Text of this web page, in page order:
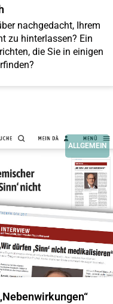
nachgedacht, Ihrem
zu hinterlassen? Ein
die Sie in einigen
ALLGEMEIN